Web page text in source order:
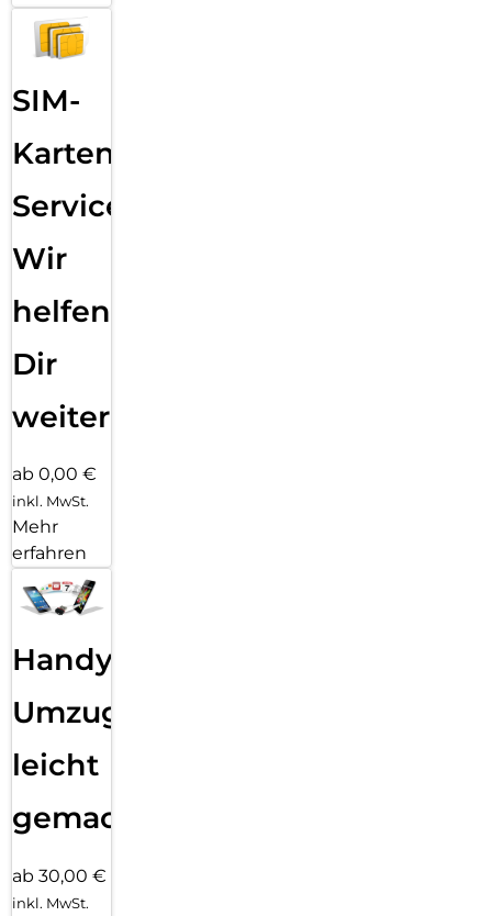
SIM-
Karten
Service:
Wir
helfen
Dir
weiter
ab 0,00 €
inkl. MwSt.
Mehr
erfahren
Handy
Umzug
leicht
gemacht!
ab 30,00 €
inkl. MwSt.